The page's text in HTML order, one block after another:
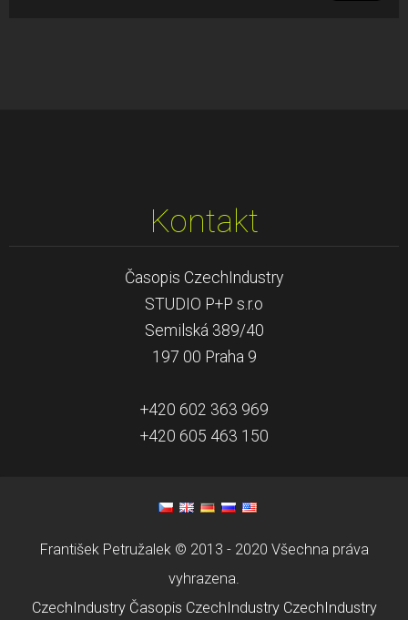
Kontakt
Časopis CzechIndustry
STUDIO P+P s.r.o
Semilská 389/40
197 00 Praha 9
+420 602 363 969
+420 605 463 150
František Petružalek © 2013 - 2020 Všechna práva
vyhrazena.
CzechIndustry Časopis CzechIndustry CzechIndustry